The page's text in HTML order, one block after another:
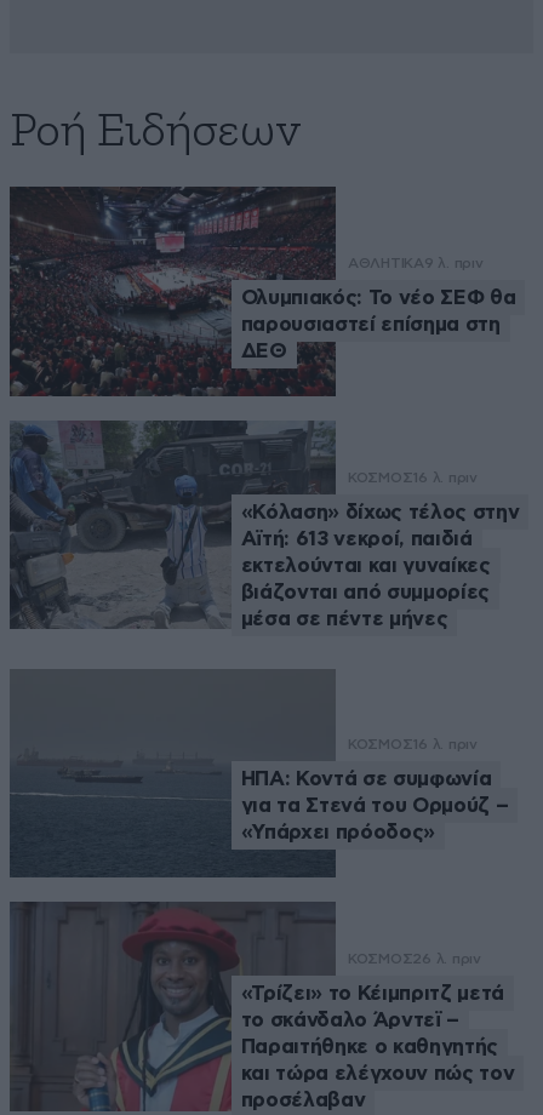
Ροή Ειδήσεων
ΑΘΛΗΤΙΚΑ9 λ. πριν
Ολυμπιακός: Το νέο ΣΕΦ θα
παρουσιαστεί επίσημα στη
ΔΕΘ
ΚΟΣΜΟΣ 16 λ. πριν
«Κόλαση» δίχως τέλος στην
Αϊτή: 613 νεκροί, παιδιά
εκτελούνται και γυναίκες
βιάζονται από συμμορίες
μέσα σε πέντε μήνες
ΚΟΣΜΟΣ 16 λ. πριν
ΗΠΑ: Κοντά σε συμφωνία
για τα Στενά του Ορμούζ –
«Υπάρχει πρόοδος»
ΚΟΣΜΟΣ26 λ. πριν
«Τρίζει» το Κέιμπριτζ μετά
το σκάνδαλο Άρντεϊ –
Παραιτήθηκε ο καθηγητής
και τώρα ελέγχουν πώς τον
προσέλαβαν